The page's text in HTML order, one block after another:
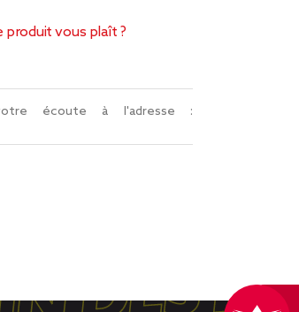
produit vous plaît ?
écoute à l'adresse :